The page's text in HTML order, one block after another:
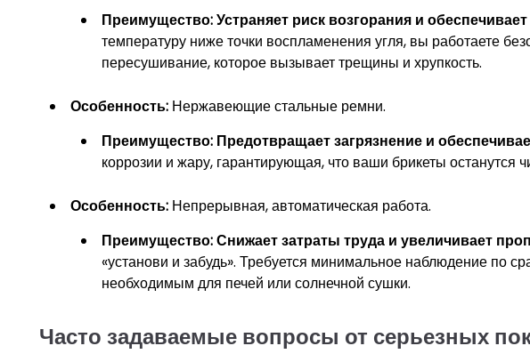
Преимущество:Устраняет риск возгорания и
температуру ниже точки воспламенения угля, вы работаете
пересушивание, которое вызывает трещины и хрупкость.
Особенность: Нержавеющие стальные ремни.
Преимущество: Предотвращает загрязнение и
коррозии и жару, гарантирующая, что ваши брикеты останутся
Особенность: Непрерывная, автоматическая работа.
Преимущество:Снижает затраты труда и увеличивает
«установи и забудь». Требуется минимальное наблюдение по
необходимым для печей или солнечной сушки.
Часто задаваемые вопросы от серьезных